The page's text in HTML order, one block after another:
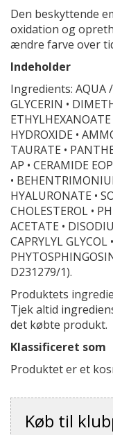
Den beskyttende
oxidation og
ændre farve over
Indeholder
Ingredients: AQUA /
GLYCERIN •
HYDROXIDE •
TAURATE •
AP • CERAMIDE
•
HYALURONATE •
CHOLESTEROL •
ACETATE •
CAPRYLYL
D231279/1).
Produktets
Tjek altid
det købte produkt.
Klassificeret som
Produktet er et
Køb til